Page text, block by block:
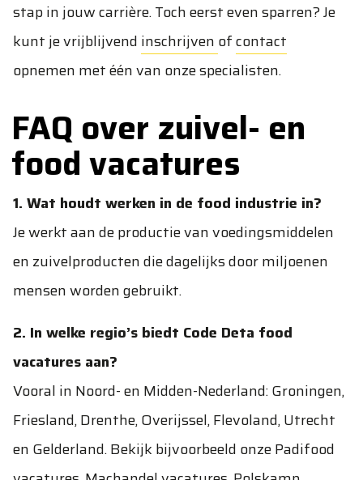
stap in jouw carrière. Toch eerst even sparren? Je
kunt je vrijblijvend inschrijven ofcontact
opnemen met één van onze specialisten.
FAQ over zuivel- en
food vacatures
1. Wat houdt werken in de food industrie in?
Je werkt aan de productie van voedingsmiddelen
en zuivelproducten die dagelijks door miljoenen
mensen worden gebruikt.
2. In welke regio’s biedt Code Deta food
vacatures aan?
Vooral in Noord- en Midden-Nederland: Groningen,
Friesland, Drenthe, Overijssel, Flevoland, Utrecht
en Gelderland. Bekijk bijvoorbeeld onzePadifood